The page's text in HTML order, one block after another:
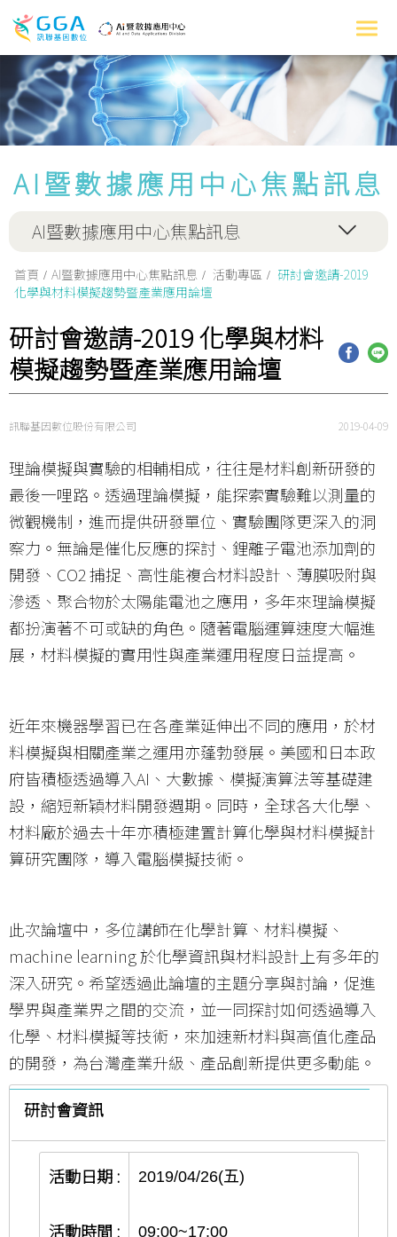
AI暨數據應用中心焦點訊息
AI暨數據應用中心焦點訊息
首頁 AI暨數據應用中心焦點訊息 活動專區
研討會邀請-2019
化學與材料模擬趨勢暨產業應用論壇
研討會邀請-2019 化學與材料
模擬趨勢暨產業應用論壇
訊聯基因數位股份有限公司 2019-04-09
理論模擬與實驗的相輔相成，往往是材料創新研發的
最後一哩路。透過理論模擬，能探索實驗難以測量的
微觀機制，進而提供研發單位、實驗團隊更深入的洞
察力。無論是催化反應的探討、鋰離子電池添加劑的
開發、CO2 捕捉、高性能複合材料設計、薄膜吸附與
滲透、聚合物於太陽能電池之應用，多年來理論模擬
都扮演著不可或缺的角色。隨著電腦運算速度大幅進
展，材料模擬的實用性與產業運用程度日益提高。
近年來機器學習已在各產業延伸出不同的應用，於材
料模擬與相關產業之運用亦蓬勃發展。美國和日本政
府皆積極透過導入AI、大數據、模擬演算法等基礎建
設，縮短新穎材料開發週期。同時，全球各大化學、
材料廠於過去十年亦積極建置計算化學與材料模擬計
算研究團隊，導入電腦模擬技術。
此次論壇中，多位講師在化學計算、材料模擬、
machine learning 於化學資訊與材料設計上有多年的
深入研究。希望透過此論壇的主題分享與討論，促進
學界與產業界之間的交流，並一同探討如何透過導入
化學、材料模擬等技術，來加速新材料與高值化產品
的開發，為台灣產業升級、產品創新提供更多動能。
研討會資訊
活動日期: 2019/04/26(五)
活動時間 : 09:00~17:00